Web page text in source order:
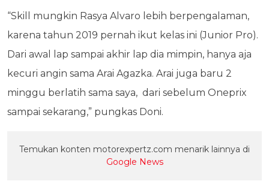
“Skill mungkin Rasya Alvaro lebih berpengalaman,
karena tahun 2019 pernah ikut kelas ini (Junior Pro).
Dari awal lap sampai akhir lap dia mimpin, hanya aja
kecuri angin sama Arai Agazka. Arai juga baru 2
minggu berlatih sama saya, dari sebelum Oneprix
sampai sekarang,” pungkas Doni.
Temukan konten motorexpertz.com menarik lainnya di
Google News